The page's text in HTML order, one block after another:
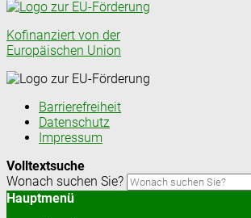
Kofinanziert von der
Europäischen Union
Barrierefreiheit
Datenschutz
Impressum
Volltextsuche
Wonach suchen Sie?
Hauptmenü